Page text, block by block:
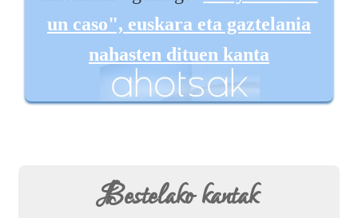
un caso", euskara eta gaztelania
nahasten dituen kanta
Bestelako kantak